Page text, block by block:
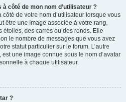
côté de mon nom d’utilisateur ?
de votre nom d’utilisateur lorsque vous
être une image associée à votre rang,
des carrés ou des ronds. Elle
le nombre de messages que vous avez
statut particulier sur le forum. L’autre
une image connue sous le nom d’avatar
à chaque utilisateur.
?